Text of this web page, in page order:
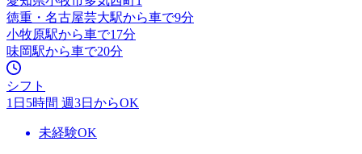
徳重・名古屋芸大駅から車で9分
小牧原駅から車で17分
味岡駅から車で20分
シフト
1日5時間 週3日からOK
未経験OK